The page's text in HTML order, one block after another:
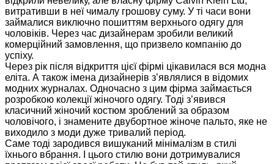
витративши в неї чималу грошову суму. У ті часи вони
займалися виключно пошиттям верхнього одягу для
чоловіків. Через час дизайнерам зробили великий
комерційний замовлення, що призвело компанію до
успіху.
Через рік після відкриття цієї фірмі цікавилася вся модна
еліта. А також імена дизайнерів з’являлися в відомих
модних журналах. Одночасно з цим фірма займається
розробкою колекції жіночого одягу. Тоді з’явився
класичний жіночий костюм зроблений за образом
чоловічого, і знамените двубортное жіноче пальто, яке не
виходило з моди дуже тривалий період.
Саме тоді зародився вишуканий мінімалізм в стилі
їхнього вбрання. І цього стилю вони дотримувалися